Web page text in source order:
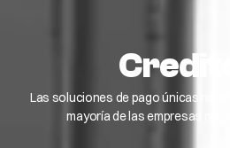
Las soluciones de pago únicas no
mayoría de las empresas